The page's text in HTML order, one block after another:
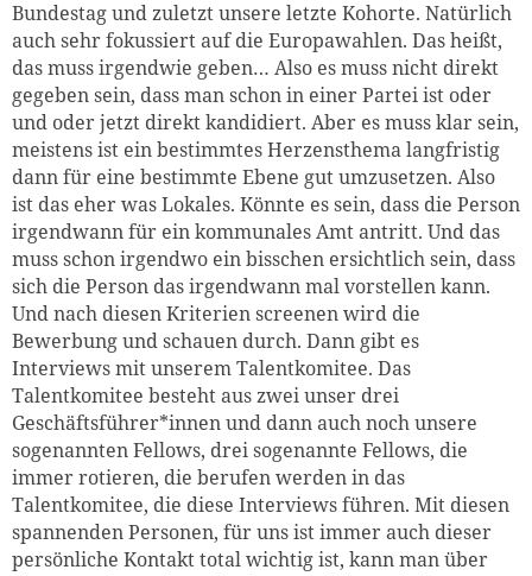
Bundestag und zuletzt unsere letzte Kohorte. Natürlich
auch sehr fokussiert auf die Europawahlen. Das heißt,
das muss irgendwie geben… Also es muss nicht direkt
gegeben sein, dass man schon in einer Partei ist oder
und oder jetzt direkt kandidiert. Aber es muss klar sein,
meistens ist ein bestimmtes Herzensthema langfristig
dann für eine bestimmte Ebene gut umzusetzen. Also
ist das eher was Lokales. Könnte es sein, dass die Person
irgendwann für ein kommunales Amt antritt. Und das
muss schon irgendwo ein bisschen ersichtlich sein, dass
sich die Person das irgendwann mal vorstellen kann.
Und nach diesen Kriterien screenen wird die
Bewerbung und schauen durch. Dann gibt es
Interviews mit unserem Talentkomitee. Das
Talentkomitee besteht aus zwei unser drei
Geschäftsführer*innen und dann auch noch unsere
sogenannten Fellows, drei sogenannte Fellows, die
immer rotieren, die berufen werden in das
Talentkomitee, die diese Interviews führen. Mit diesen
spannenden Personen, für uns ist immer auch dieser
persönliche Kontakt total wichtig ist, kann man über